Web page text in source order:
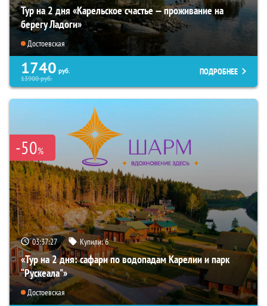
Тур на 2 дня «Карельское счастье — проживание на
берегу Ладоги»
Достоевская
1740 руб.
13900руб.
ПОДРОБНЕЕ
-50%
03:37:25 Купили:6
«Тур на 2 дня: сафари по водопадам Карелии и парк
“Рускеала"»
Достоевская